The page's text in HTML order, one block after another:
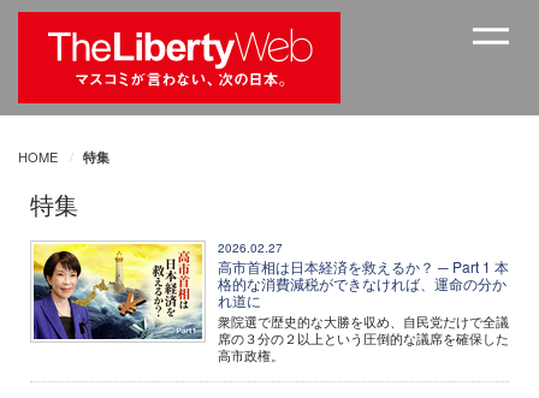
HOME 特集
特集
2026.02.27
高市首相は日本経済を救えるか？ ─ Part 1 本
格的な消費減税ができなければ、運命の分か
れ道に
衆院選で歴史的な大勝を収め、自民党だけで全議
席の３分の２以上という圧倒的な議席を確保した
高市政権。